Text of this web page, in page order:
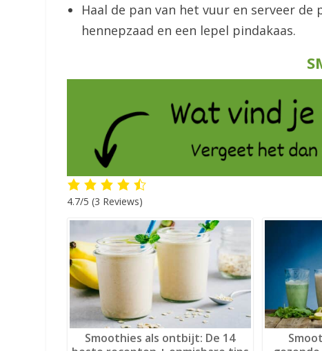
Haal de pan van het vuur en serveer
hennepzaad en een lepel pindakaas.
4.7/5(3 Reviews)
Smoothies als ontbijt: De 14